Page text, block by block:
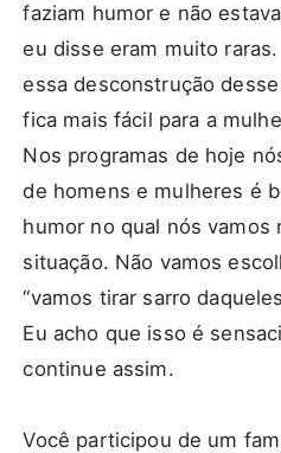
faziam humor e não
eu disse eram muito
essa desconstrução
fica mais fácil para a
Nos programas de hoje
de homens e mulheres é
humor no qual nós vamos
situação. Não vamos
“vamos tirar sarro
Eu acho que isso é
continue assim.
Você participou de um